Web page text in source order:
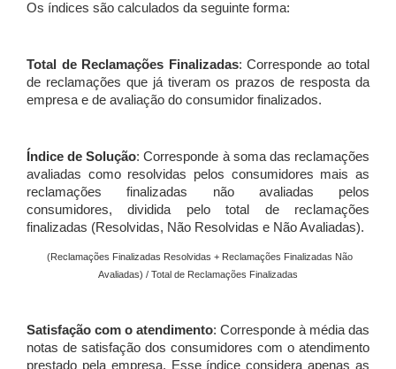
Os índices são calculados da seguinte forma:
Total de Reclamações Finalizadas: Corresponde ao total
de reclamações que já tiveram os prazos de resposta da
empresa e de avaliação do consumidor finalizados.
Índice de Solução: Corresponde à soma das reclamações
avaliadas como resolvidas pelos consumidores mais as
reclamações finalizadas não avaliadas pelos
consumidores, dividida pelo total de reclamações
finalizadas (Resolvidas, Não Resolvidas e Não Avaliadas).
(Reclamações Finalizadas Resolvidas + Reclamações Finalizadas Não
Avaliadas) / Total de Reclamações Finalizadas
Satisfação com o atendimento: Corresponde à média das
notas de satisfação dos consumidores com o atendimento
prestado pela empresa. Esse índice considera apenas as